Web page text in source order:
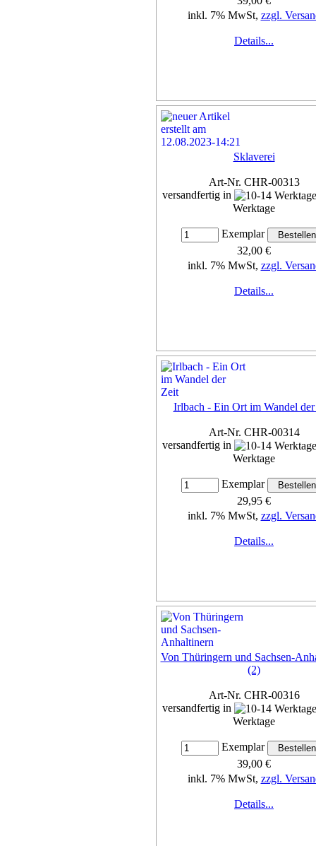
inkl. 7% MwSt, zzgl.
Details...
Sklaverei
Art-Nr. CHR-00313
versandfertig in
Werktage
Exemplar
32,00 €
inkl. 7% MwSt, zzgl.
Details...
Irlbach - Ein Ort im Wandel
Art-Nr. CHR-00314
versandfertig in
Werktage
Exemplar
29,95 €
inkl. 7% MwSt, zzgl.
Details...
Von Thüringern und Sachsen-
(2)
Art-Nr. CHR-00316
versandfertig in
Werktage
Exemplar
39,00 €
inkl. 7% MwSt, zzgl.
Details...